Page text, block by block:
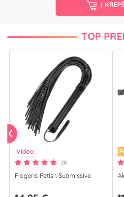
Į
TOP
Video
(1)
Flogeris Fetish Submissive